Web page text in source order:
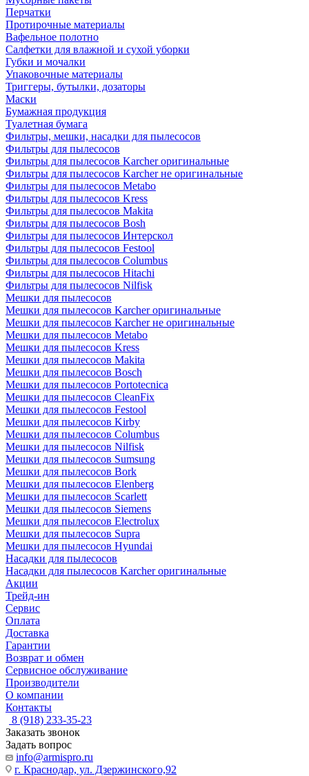
Перчатки
Протирочные материалы
Вафельное полотно
Салфетки для влажной и сухой уборки
Губки и мочалки
Упаковочные материалы
Триггеры, бутылки, дозаторы
Маски
Бумажная продукция
Туалетная бумага
Фильтры, мешки, насадки для пылесосов
Фильтры для пылесосов
Фильтры для пылесосов Karcher оригинальные
Фильтры для пылесосов Karcher не оригинальные
Фильтры для пылесосов Metabo
Фильтры для пылесосов Kress
Фильтры для пылесосов Makita
Фильтры для пылесосов Bosh
Фильтры для пылесосов Интерскол
Фильтры для пылесосов Festool
Фильтры для пылесосов Columbus
Фильтры для пылесосов Hitachi
Фильтры для пылесосов Nilfisk
Мешки для пылесосов
Мешки для пылесосов Karcher оригинальные
Мешки для пылесосов Karcher не оригинальные
Мешки для пылесосов Metabo
Мешки для пылесосов Kress
Мешки для пылесосов Makita
Мешки для пылесосов Bosch
Мешки для пылесосов Portotecnica
Мешки для пылесосов CleanFix
Мешки для пылесосов Festool
Мешки для пылесосов Kirby
Мешки для пылесосов Columbus
Мешки для пылесосов Nilfisk
Мешки для пылесосов Sumsung
Мешки для пылесосов Bork
Мешки для пылесосов Elenberg
Мешки для пылесосов Scarlett
Мешки для пылесосов Siemens
Мешки для пылесосов Electrolux
Мешки для пылесосов Supra
Мешки для пылесосов Hyundai
Насадки для пылесосов
Насадки для пылесосов Karcher оригинальные
Акции
Трейд-ин
Сервис
Оплата
Доставка
Гарантии
Возврат и обмен
Сервисное обслуживание
Производители
О компании
Контакты
8 (918) 233-35-23
Заказать звонок
Задать вопрос
info@armispro.ru
г. Краснодар, ул. Дзержинского,92